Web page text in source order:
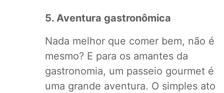
5. Aventura gastronômica
Nada melhor que comer bem, não é
mesmo? E para os amantes da
gastronomia, um passeio gourmet é
uma grande aventura. O simples ato